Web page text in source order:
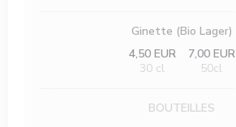
Ginette (Bio Lager)
4,50 EUR
30 cl
7,00 EUR
50cl
BOUTEILLES